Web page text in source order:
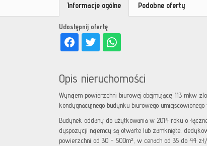
Udostępnij ofertę
Informacje ogólne Podobne oferty
Opis nieruchomości
Wynajem powierzchni biurowej obejmującej 113 mkw
kondygnacyjnego budynku biurowego
Budynek oddany do użytkowania w 2014 roku o
dyspozycji najemcy są otwarte lub zamknięte,
powierzchni od 30 – 500m², w cenach od 35 do 44 zł/